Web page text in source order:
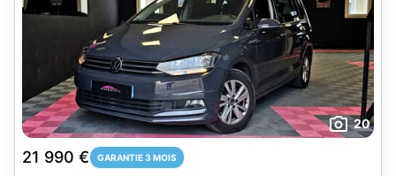
20
21 990 € GARANTIE 3 MOIS